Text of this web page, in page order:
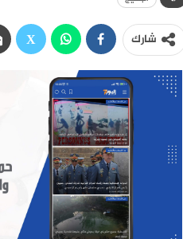
شارك